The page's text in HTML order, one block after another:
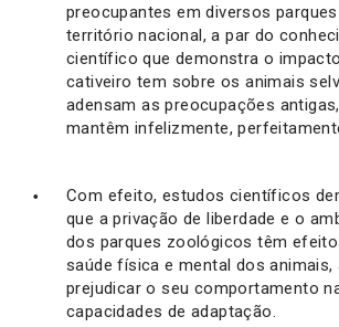
preocupantes em diversos
território nacional, a par do
científico que demonstra o
cativeiro tem sobre os animais
adensam as preocupações
mantêm infelizmente,
Com efeito, estudos científicos
que a privação de liberdade e o
dos parques zoológicos têm
saúde física e mental dos animais,
prejudicar o seu comportamento
capacidades de adaptação.